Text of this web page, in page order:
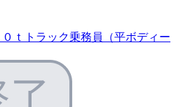
ｔトラック乗務員（平ボディー